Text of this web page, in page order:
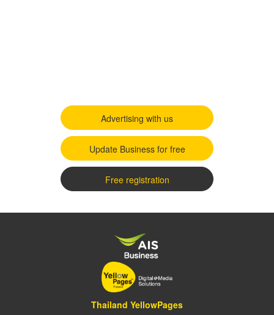
Advertising with us
Update Business for free
Free registration
Thailand YellowPages